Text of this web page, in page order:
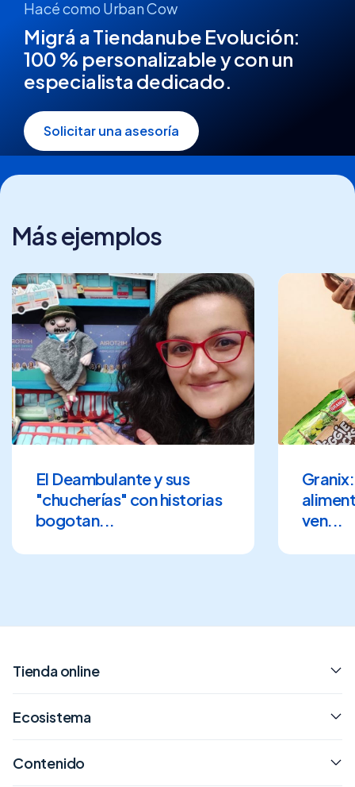
Hacé como Urban Cow
Migrá a Tiendanube Evolución:
100 % personalizable y con un
especialista dedicado.
Solicitar una asesoría
Más ejemplos
El Deambulante y sus
"chucherías" con historias
bogotan...
ven...
Tienda online
Ecosistema
Contenido